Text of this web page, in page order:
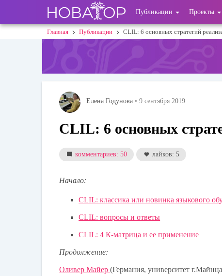
основному
User
account
Публикации Проекты
Строка
Главная Публикации CLIL: 6 основных стратегий
Елена Годунова • 9 сентября 2019
CLIL: 6 основных
комментариев: 50 лайков: 5
Начало:
CLIL: классика или новинка языкового
CLIL: вопросы и ответы
CLIL: 4 К-матрица и ее применение
Продолжение:
Оливер Майер(Германия, университет